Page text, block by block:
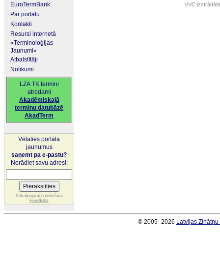
EuroTermBank
Par portālu
Kontakti
Resursi internetā
«Terminoloģijas
Jaunumi»
Atbalstītāji
Notikumi
LZA TK termini
atrodami
Akadēmiskajā
terminu datubāzē
AkadTerm
Vēlaties portāla
jaunumus
saņemt pa e-pastu?
Norādiet savu adresi:
Pakalpojumu nodrošina
FeedBlitz
VVC
© 2005–2026 Latvijas